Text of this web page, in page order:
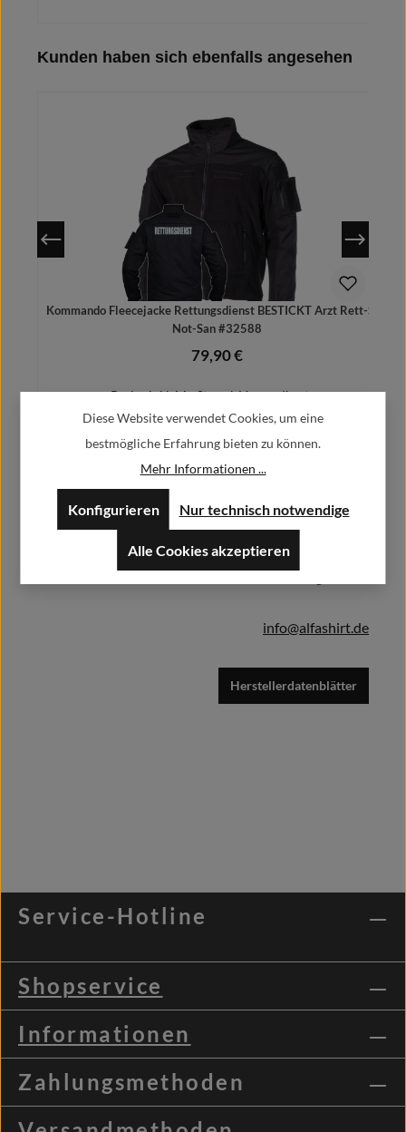
Produktgalerie überspringen
Kunden haben sich ebenfalls angesehen
Kommando Fleecejacke Rettungsdienst BESTICKT Arzt Rett-San
Not-San #32588
Regulärer Preis:
79,90 €
Preise inkl. MwSt. zzgl. Versandkosten
Alfa GmbH / Alfashirt
Weisweilerstr.20-22
52379 Langerwehe
info@alfashirt.de
Herstellerdatenblätter
Service-Hotline
Shopservice
Informationen
Zahlungsmethoden
Diese Website verwendet Cookies, um eine
bestmögliche Erfahrung bieten zu können.
Mehr Informationen ...
Nur technisch notwendige
Konfigurieren
Alle Cookies akzeptieren